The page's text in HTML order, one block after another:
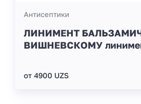
Антисептики
ЛИНИМЕНТ
ВИШНЕВСКОМУ
от 4900 UZS